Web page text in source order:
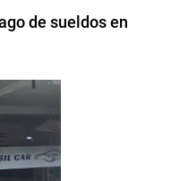
de sueldos en